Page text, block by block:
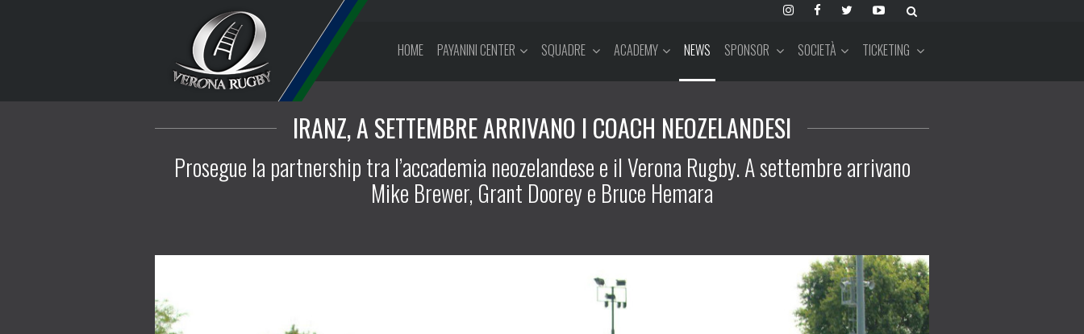
HOME PAYANINI CENTER SQUADRE ACADEMY NEWS SPONSOR SOCIETÀ TICKETING
IRANZ, A SETTEMBRE ARRIVANO I COACH NEOZELANDESI
Prosegue la partnership tra l’accademia neozelandese e il Verona Rugby. A settembre arrivano
Mike Brewer, Grant Doorey e Bruce Hemara